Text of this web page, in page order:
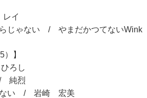
イ
じゃない / やまだかつてないWink
】
ろし
純烈
ない / 岩崎 宏美